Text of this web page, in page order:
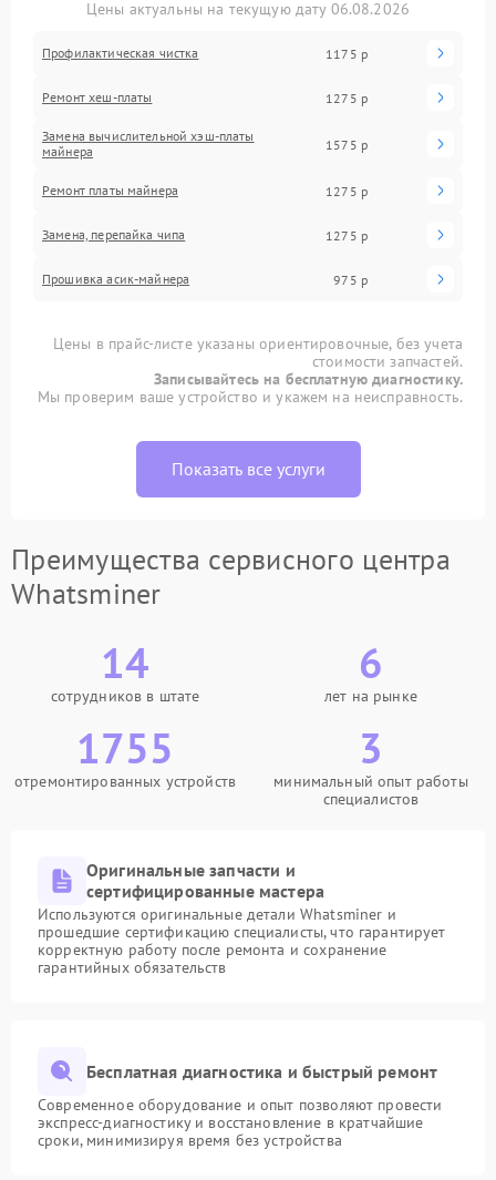
Цены актуальны на текущую дату 06.08.2026
Профилактическая чистка 1175 р
Ремонт хеш-платы 1275 р
Замена вычислительной хэш-платы
майнера
1575 р
Ремонт платы майнера 1275 р
Замена, перепайка чипа 1275 р
Прошивка асик-майнера 975 р
Цены в прайс-листе указаны ориентировочные, без учета
стоимости запчастей.
Записывайтесь на бесплатную диагностику.
Мы проверим ваше устройство и укажем на неисправность.
Показать все услуги
Преимущества сервисного центра
Whatsminer
14
сотрудников в штате
6
лет на рынке
1755
отремонтированных устройств
3
минимальный опыт работы
специалистов
Оригинальные запчасти и
сертифицированные мастера
Используются оригинальные детали Whatsminer и
прошедшие сертификацию специалисты, что гарантирует
корректную работу после ремонта и сохранение
гарантийных обязательств
Бесплатная диагностика и быстрый ремонт
Современное оборудование и опыт позволяют провести
экспресс-диагностику и восстановление в кратчайшие
сроки, минимизируя время без устройства